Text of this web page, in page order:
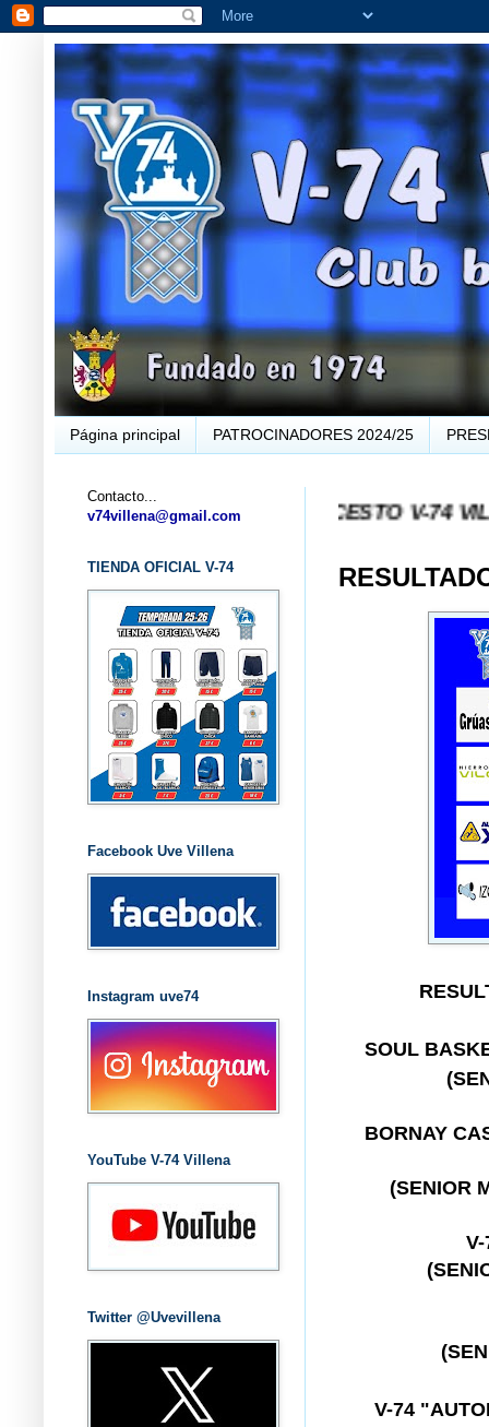
Página principal PATROCINADORES 2024/25
... CLUB BALONCESTO V-74 VILLENA
SOUL
BORNAY
(SENIOR
V-74
Contacto...
v74villena@gmail.com
TIENDA OFICIAL V-74
Facebook Uve Villena
Instagram uve74
YouTube V-74 Villena
Twitter @Uvevillena